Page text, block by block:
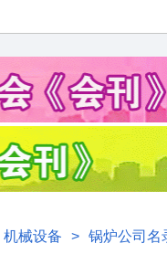
机械设备 > 锅炉公司名